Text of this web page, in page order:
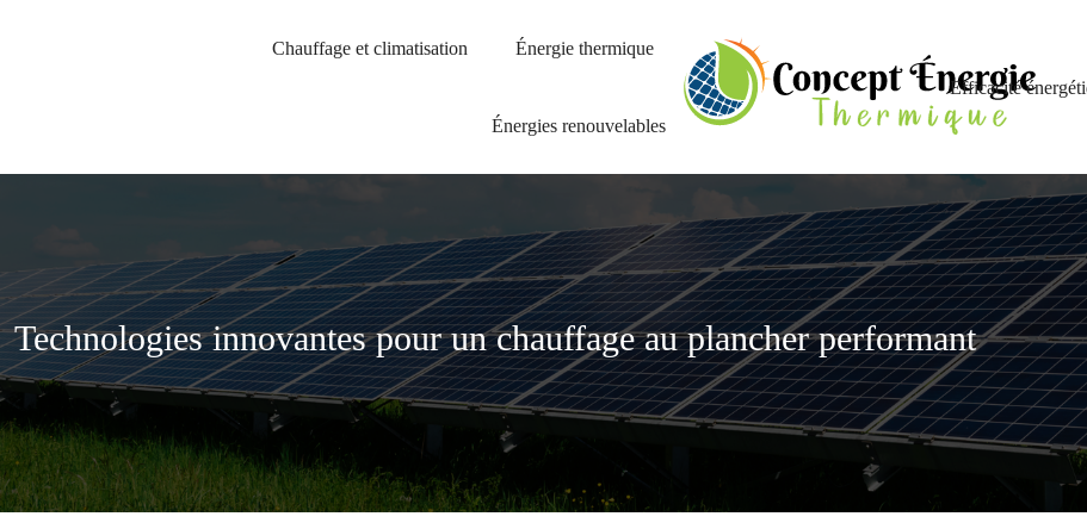
Énergie thermique
Chauffage et climatisation
Énergies renouvelables
Efficacité
Technologies innovantes pour un chauffage au plancher performant